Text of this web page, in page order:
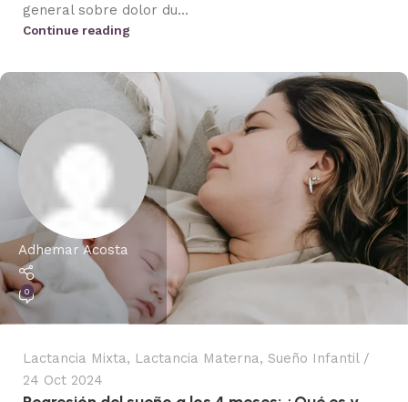
general sobre dolor du...
Continue reading
Adhemar Acosta
0
Lactancia Mixta, Lactancia Materna, Sueño Infantil
24 Oct 2024